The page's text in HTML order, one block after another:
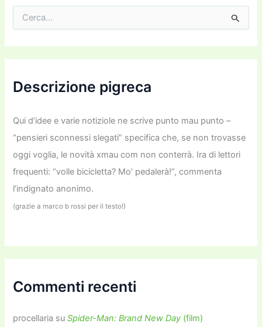
c
a
Descrizione pigreca
Qui d’idee e varie notiziole ne scrive punto mau punto –
“pensieri sconnessi slegati” specifica che, se non trovasse
oggi voglia, le novità xmau com non conterrà. Ira di lettori
frequenti: “volle bicicletta? Mo’ pedalerà!”, commenta
l’indignato anonimo.
(grazie a marco b rossi per il testo!)
Commenti recenti
procellaria suSpider-Man: Brand New Day (film)